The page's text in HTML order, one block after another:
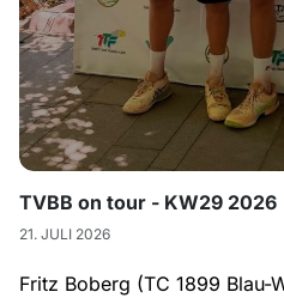
TVBB on tour - KW29 2026
21. JULI 2026
Fritz Boberg (TC 1899 Blau-